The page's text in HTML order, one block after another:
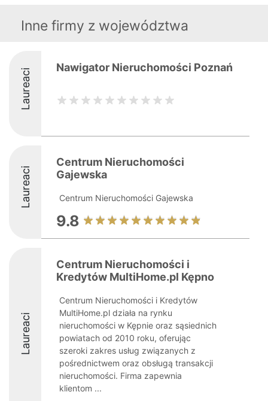
Inne firmy z województwa
Laureaci Nawigator Nieruchomości Poznań
Laureaci
Centrum Nieruchomości
Gajewska
Centrum Nieruchomości Gajewska
9.8
Laureaci
Centrum Nieruchomości i
Kredytów MultiHome.pl Kępno
Centrum Nieruchomości i Kredytów
MultiHome.pl działa na rynku
nieruchomości w Kępnie oraz sąsiednich
powiatach od 2010 roku, oferując
szeroki zakres usług związanych z
pośrednictwem oraz obsługą transakcji
nieruchomości. Firma zapewnia
klientom ...